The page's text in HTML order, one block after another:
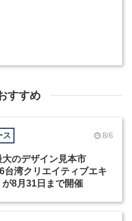
すすめ
ス 8/6
大のデザイン見本市
台湾クリエイティブエキ
が8月31日まで開催